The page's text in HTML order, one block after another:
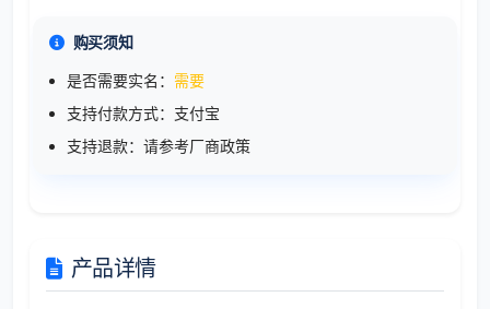
购买须知
是否需要实名： 需要
支持付款方式：支付宝
支持退款：请参考厂商政策
产品详情